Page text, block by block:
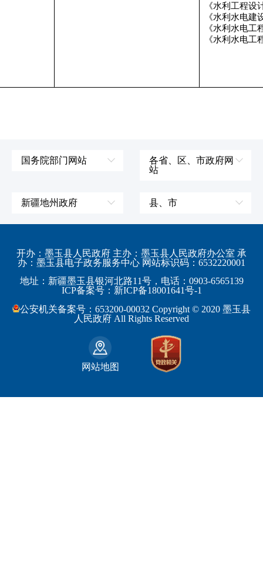
《水利工程设
《水利水电建
《水利水电工
《水利水电工
国务院部门网站
国防部
教育部
工业和信息化部
监察部
民政部
各省、区、市政府网
站
江苏省
浙江省
安徽省
福建省
新疆地州政府
伊犁哈萨克自治州
阿勒泰地区
博尔塔拉蒙古自治州
吐鲁番地区
巴音郭楞蒙古自治州
哈密地区
县、市
皮山县
策勒县
民丰县
和田市
开办：墨玉县人民政府 主办：墨玉县人民政府办公室 承
办：墨玉县电子政务服务中心 网站标识码：6532220001
地址：新疆墨玉县银河北路11号，电话：0903-6565139
ICP备案号：新ICP备18001641号-1
公安机关备案号：653200-00032 Copyright © 2020 墨玉县
人民政府 All Rights Reserved
网站地图